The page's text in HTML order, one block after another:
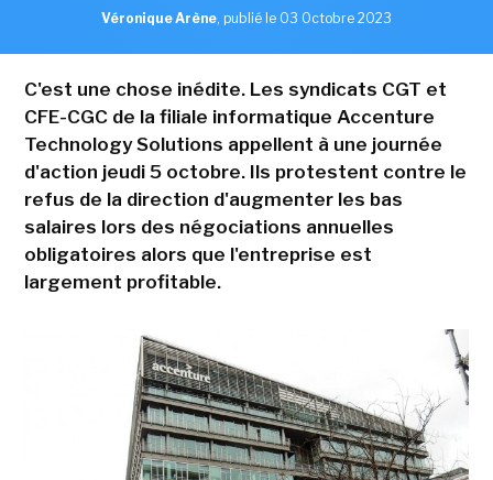
Véronique Arène, publié le 03 Octobre 2023
C'est une chose inédite. Les syndicats CGT et
CFE-CGC de la filiale informatique Accenture
Technology Solutions appellent à une journée
d'action jeudi 5 octobre. Ils protestent contre le
refus de la direction d'augmenter les bas
salaires lors des négociations annuelles
obligatoires alors que l'entreprise est
largement profitable.